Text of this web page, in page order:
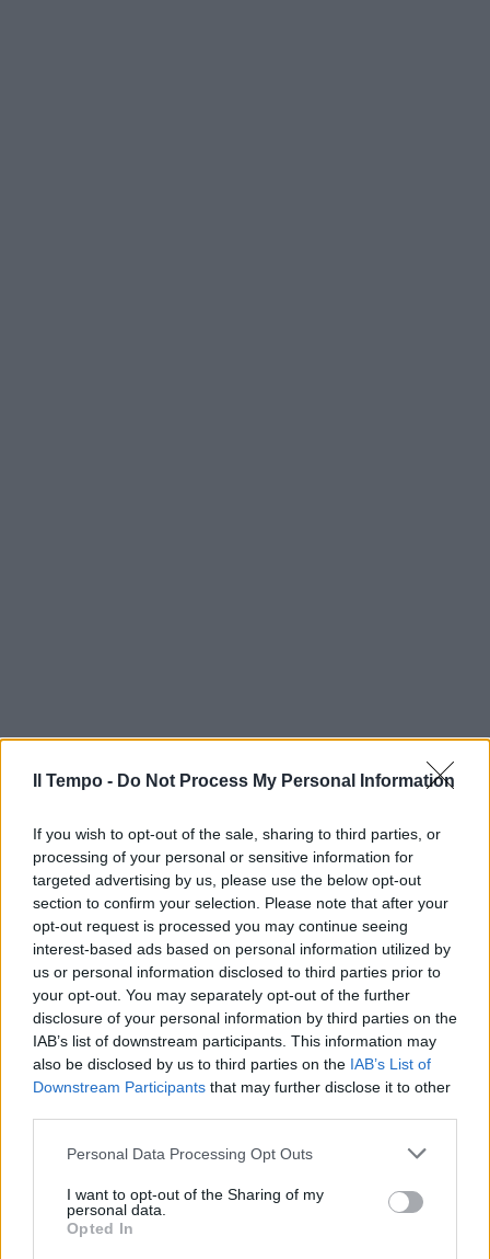
Il Tempo - Do Not Process My Personal Information
If you wish to opt-out of the sale, sharing to third parties, or
processing of your personal or sensitive information for
targeted advertising by us, please use the below opt-out
section to confirm your selection. Please note that after your
opt-out request is processed you may continue seeing
interest-based ads based on personal information utilized by
us or personal information disclosed to third parties prior to
your opt-out. You may separately opt-out of the further
disclosure of your personal information by third parties on the
IAB’s list of downstream participants. This information may
also be disclosed by us to third parties on the IAB’s List of
Downstream Participants that may further disclose it to other
Personal Data Processing Opt Outs
I want to opt-out of the Sharing of my
personal data.
Opted In